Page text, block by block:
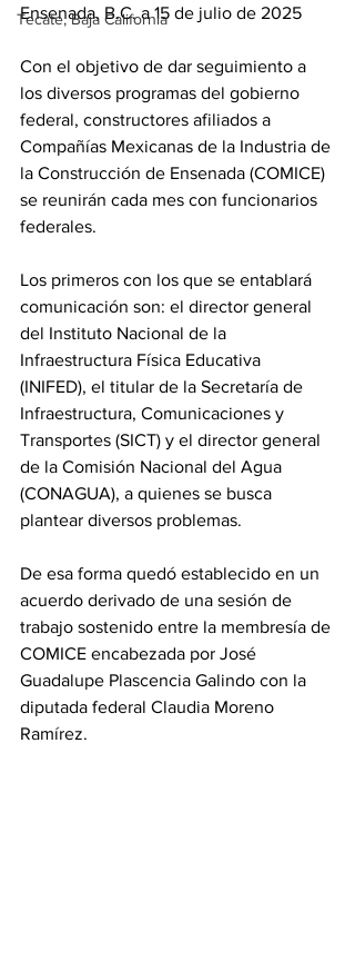
Tecate, Baja California
Ensenada, B.C. a 15 de julio de 2025
Con el objetivo de dar seguimiento a
los diversos programas del gobierno
federal, constructores afiliados a
Compañías Mexicanas de la Industria de
la Construcción de Ensenada (COMICE)
se reunirán cada mes con funcionarios
federales.
Los primeros con los que se entablará
comunicación son: el director general
del Instituto Nacional de la
Infraestructura Física Educativa
(INIFED), el titular de la Secretaría de
Infraestructura, Comunicaciones y
Transportes (SICT) y el director general
de la Comisión Nacional del Agua
(CONAGUA), a quienes se busca
plantear diversos problemas.
De esa forma quedó establecido en un
acuerdo derivado de una sesión de
trabajo sostenido entre la membresía de
COMICE encabezada por José
Guadalupe Plascencia Galindo con la
diputada federal Claudia Moreno
Ramírez.